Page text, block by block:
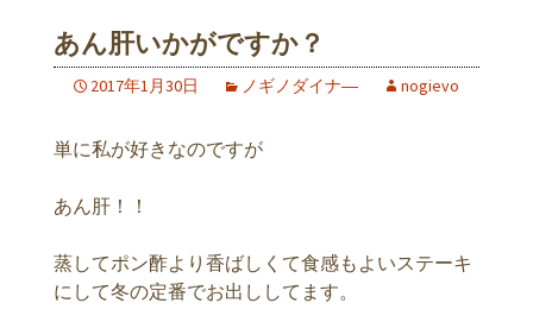
あん肝いかがですか？
2017年1月30日 ノギノダイナ― nogievo
単に私が好きなのですが
あん肝！！
蒸してポン酢より香ばしくて食感もよいステーキ
にして冬の定番でお出ししてます。